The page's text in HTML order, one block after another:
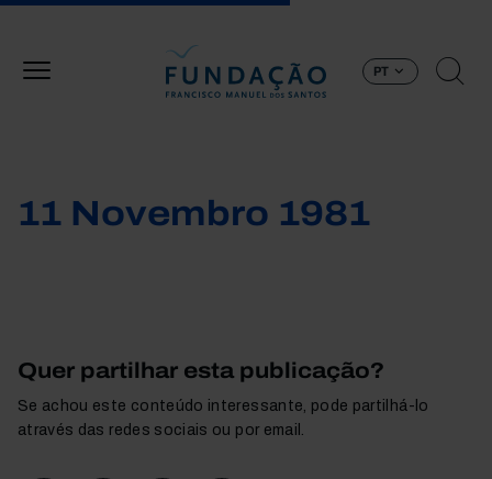
PT
11 Novembro 1981
Quer partilhar esta publicação?
Se achou este conteúdo interessante, pode partilhá-lo
através das redes sociais ou por email.